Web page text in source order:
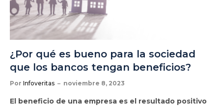
¿Por qué es bueno para la sociedad
que los bancos tengan beneficios?
Por Infoveritas noviembre 8, 2023
El beneficio de una empresa es el resultado positivo